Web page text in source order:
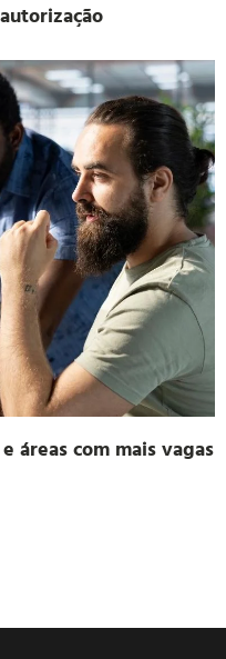
áreas com mais vagas